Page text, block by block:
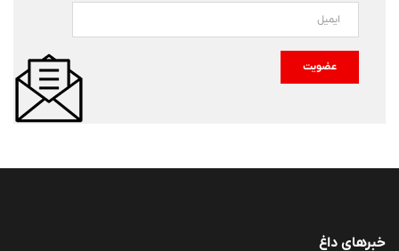
عضویت
خبرهای داغ